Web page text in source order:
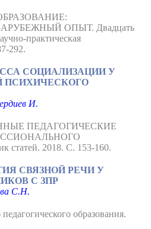
ОПЫТ. Двадцать
практическая
292.
СОЦИАЛИЗАЦИИ У
ПСИХИЧЕСКОГО
И.
ПЕДАГОГИЧЕСКИЕ
2018. С. 153-160.
СВЯЗНОЙ РЕЧИ У
С ЗПР
С.Н.
образования.